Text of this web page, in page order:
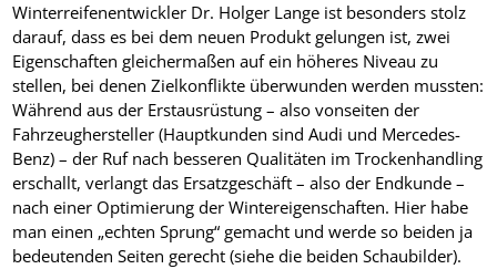
Winterreifenentwickler Dr. Holger Lange ist besonders stolz
darauf, dass es bei dem neuen Produkt gelungen ist, zwei
Eigenschaften gleichermaßen auf ein höheres Niveau zu
stellen, bei denen Zielkonflikte überwunden werden mussten:
Während aus der Erstausrüstung – also vonseiten der
Fahrzeughersteller (Hauptkunden sind Audi und Mercedes-
Benz) – der Ruf nach besseren Qualitäten im Trockenhandling
erschallt, verlangt das Ersatzgeschäft – also der Endkunde –
nach einer Optimierung der Wintereigenschaften. Hier habe
man einen „echten Sprung“ gemacht und werde so beiden ja
bedeutenden Seiten gerecht (siehe die beiden Schaubilder).